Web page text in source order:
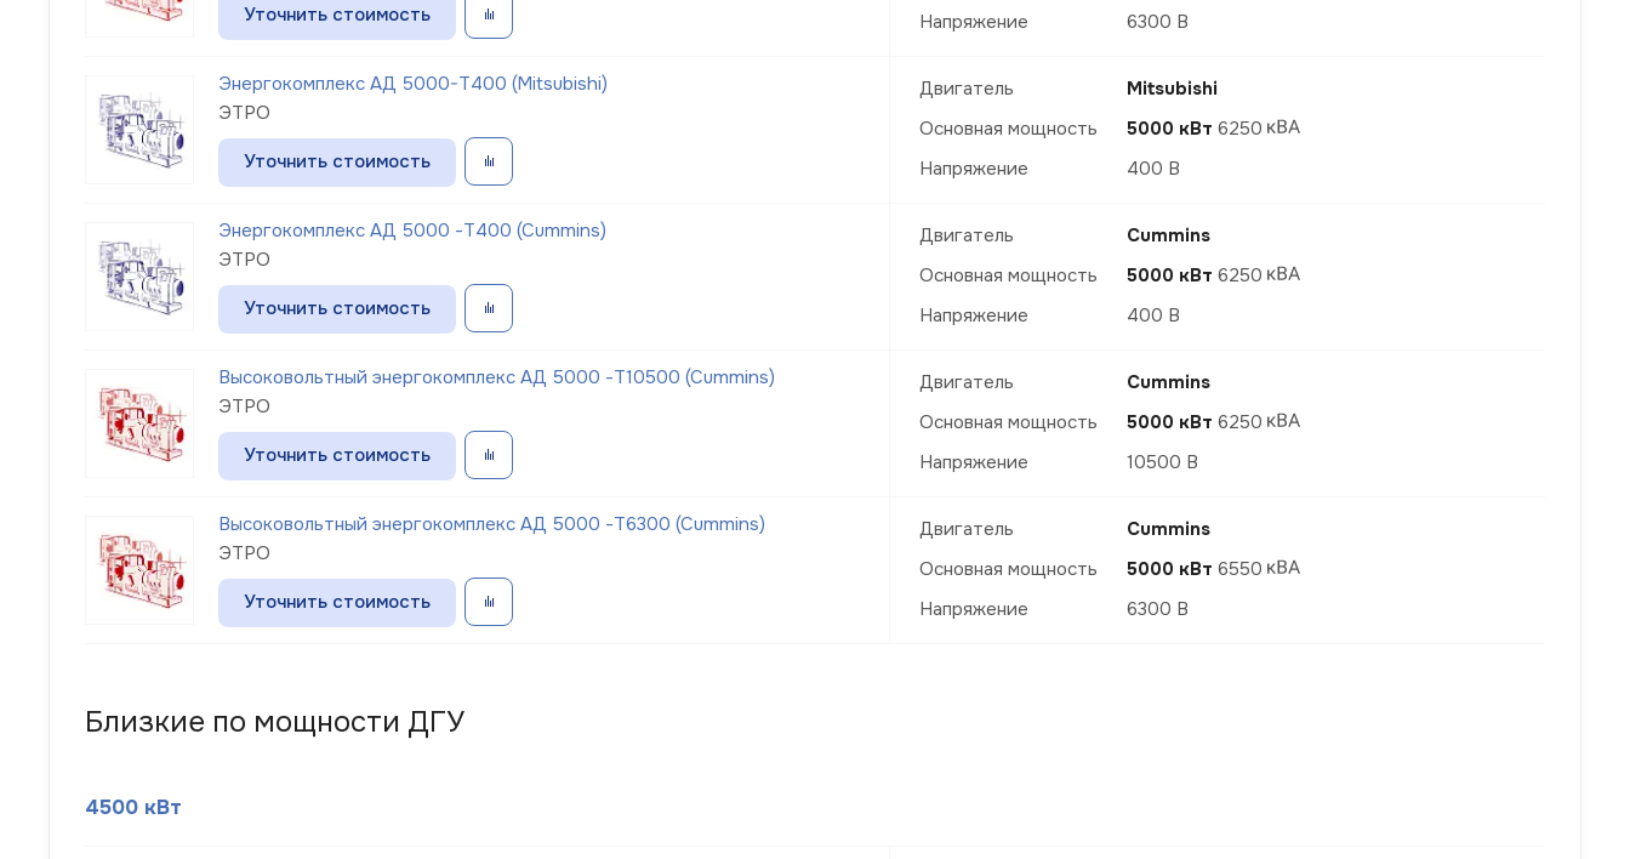
Уточнить стоимость
Напряжение
6300 В
Энергокомплекс АД 5000-Т400 (Mitsubishi)
ЭТРО
Уточнить стоимость
Двигатель
Mitsubishi
Основная мощность
5000 кВт 6250
Напряжение
400 В
Энергокомплекс АД 5000 -Т400 (Cummins)
ЭТРО
Уточнить стоимость
Двигатель
Cummins
Основная мощность
5000 кВт 6250
Напряжение
400 В
Высоковольтный энергокомплекс АД 5000 -Т10500 (Cummins)
ЭТРО
Уточнить стоимость
Двигатель
Cummins
Основная мощность
5000 кВт 6250
Напряжение
10500 В
Высоковольтный энергокомплекс АД 5000 -Т6300 (Cummins)
ЭТРО
Уточнить стоимость
Двигатель
Cummins
Основная мощность
5000 кВт 6550
Напряжение
6300 В
Близкие по мощности ДГУ
4500 кВт